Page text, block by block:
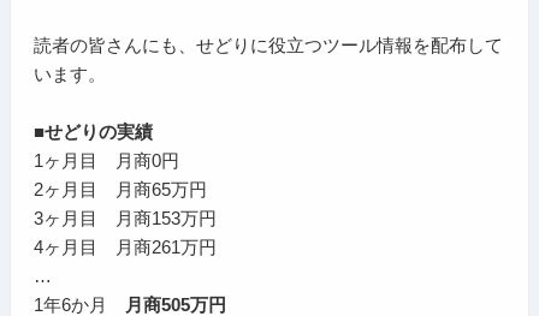
読者の皆さんにも、せどりに役立つツール情報を配布して
います。
■せどりの実績
1ヶ月目 月商0円
2ヶ月目 月商65万円
3ヶ月目 月商153万円
4ヶ月目 月商261万円
…
1年6か月
月商505万円